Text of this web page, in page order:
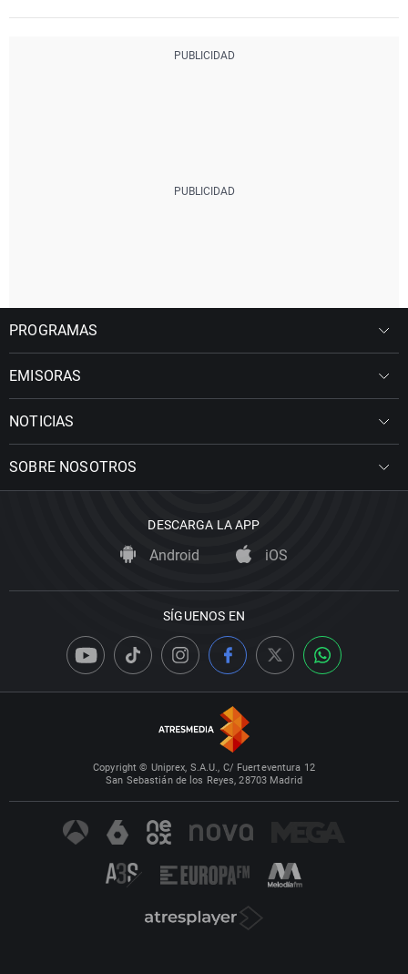
PROGRAMAS
EMISORAS
NOTICIAS
SOBRE NOSOTROS
DESCARGA LA APP
Android iOS
SÍGUENOS EN
Copyright © Uniprex, S.A.U., C/ Fuerteventura 12
San Sebastián de los Reyes, 28703 Madrid